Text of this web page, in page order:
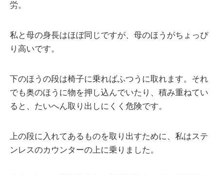
労。
私と母の身長はほぼ同じですが、母のほうがちょっぴ
り高いです。
下のほうの段は椅子に乗ればふつうに取れます。それ
でも奥のほうに物を押し込んでいたり、積み重ねてい
ると、たいへん取り出しにくく危険です。
上の段に入れてあるものを取り出すために、私はステ
ンレスのカウンターの上に乗りました。